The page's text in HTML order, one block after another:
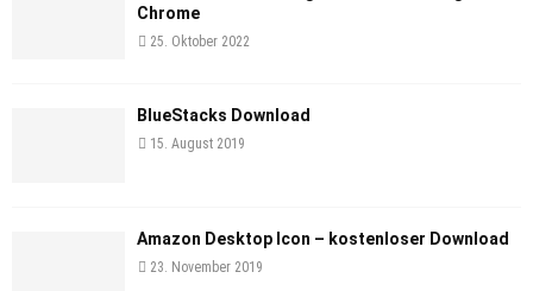
Chrome
25. Oktober 2022
BlueStacks Download
15. August 2019
Amazon Desktop Icon – kostenloser Download
23. November 2019